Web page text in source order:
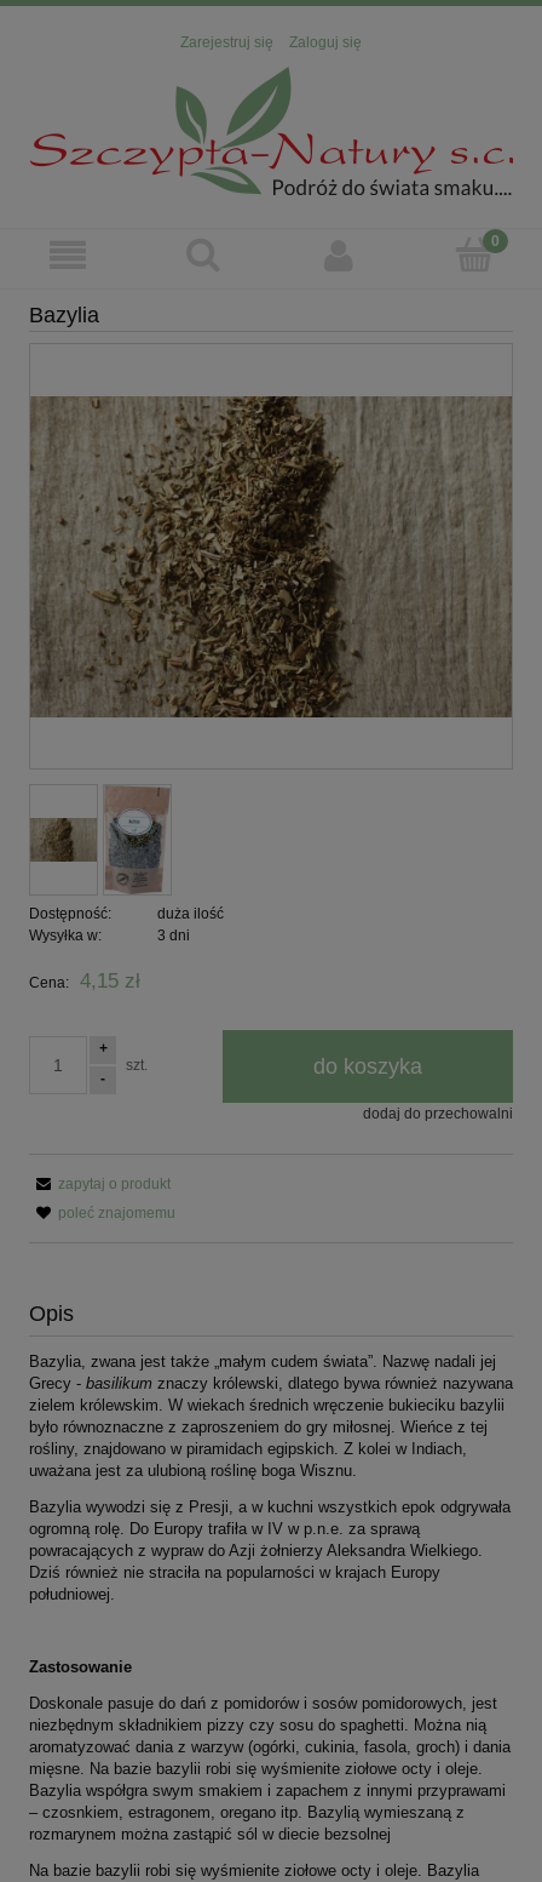
Zarejestruj się Zaloguj się
Bazylia
Dostępność:
duża ilość
Wysyłka w:
3 dni
Cena: 4,15 zł
+
-
szt. do koszyka
dodaj do przechowalni
zapytaj o produkt
poleć znajomemu
Opis
Bazylia, zwana jest także „małym cudem świata”. Nazwę nadali jej
Grecy - basilikum znaczy królewski, dlatego bywa również nazywana
zielem królewskim. W wiekach średnich wręczenie bukieciku bazylii
było równoznaczne z zaproszeniem do gry miłosnej. Wieńce z tej
rośliny, znajdowano w piramidach egipskich. Z kolei w Indiach,
uważana jest za ulubioną roślinę boga Wisznu.
Bazylia wywodzi się z Presji, a w kuchni wszystkich epok odgrywała
ogromną rolę. Do Europy trafiła w IV w p.n.e. za sprawą
powracających z wypraw do Azji żołnierzy Aleksandra Wielkiego.
Dziś również nie straciła na popularności w krajach Europy
południowej.
Zastosowanie
Doskonale pasuje do dań z pomidorów i sosów pomidorowych, jest
niezbędnym składnikiem pizzy czy sosu do spaghetti. Można nią
aromatyzować dania z warzyw (ogórki, cukinia, fasola, groch) i dania
mięsne. Na bazie bazylii robi się wyśmienite ziołowe octy i oleje.
Bazylia współgra swym smakiem i zapachem z innymi przyprawami
– czosnkiem, estragonem, oregano itp. Bazylią wymieszaną z
rozmarynem można zastąpić sól w diecie bezsolnej
Na bazie bazylii robi się wyśmienite ziołowe octy i oleje. Bazylia